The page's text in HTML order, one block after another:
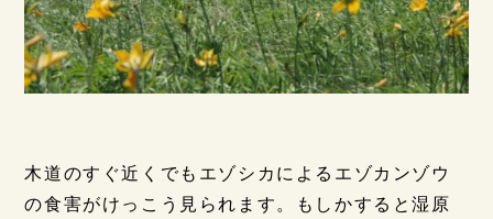
木道のすぐ近くでもエゾシカによるエゾカンゾウ
の食害がけっこう見られます。もしかすると湿原